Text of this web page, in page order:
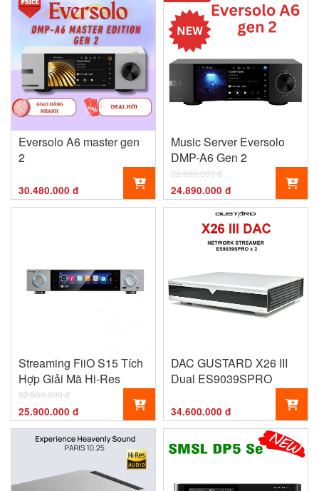
Eversolo A6 master gen
2
30.480.000 đ
Music Server Eversolo
DMP-A6 Gen 2
32.890.000 đ
24.890.000 đ
Streaming FiiO S15 Tích
Hợp Giải Mã Hi-Res
32.500.000 đ
25.900.000 đ
DAC GUSTARD X26 III
Dual ES9039SPRO
34.600.000 đ